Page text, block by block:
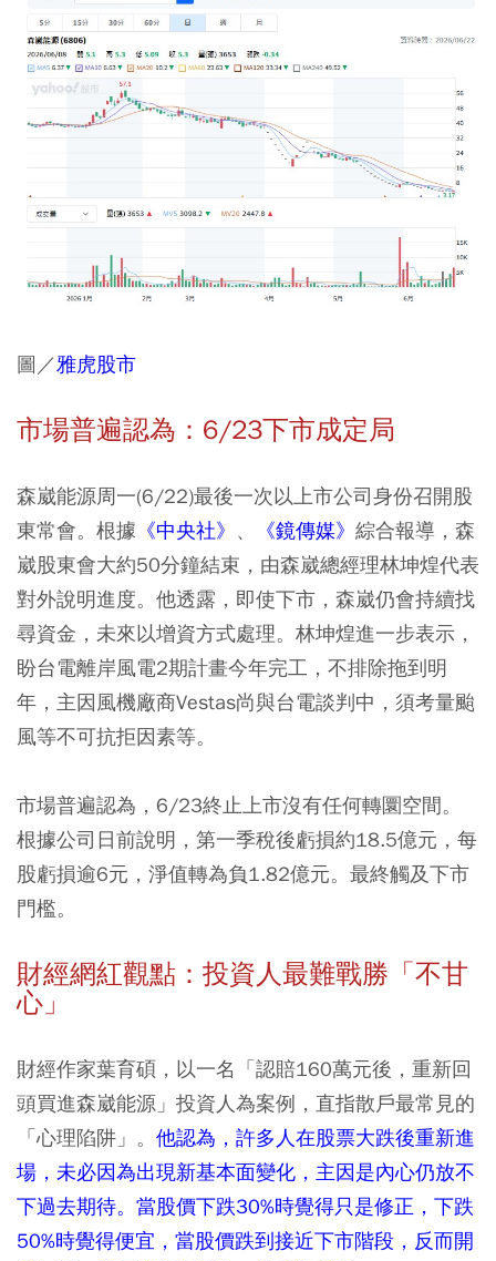
圖／雅虎股市
市場普遍認為：6/23下市成定局
森崴能源周一(6/22)最後一次以上市公司身份召開股
東常會。根據 《中央社》 、 《鏡傳媒》 綜合報導，森
崴股東會大約50分鐘結束，由森崴總經理林坤煌代表
對外說明進度。他透露，即使下市，森崴仍會持續找
尋資金，未來以增資方式處理。林坤煌進一步表示，
盼台電離岸風電2期計畫今年完工，不排除拖到明
年，主因風機廠商Vestas尚與台電談判中，須考量颱
風等不可抗拒因素等。
市場普遍認為，6/23終止上市沒有任何轉圜空間。
根據公司日前說明，第一季稅後虧損約18.5億元，每
股虧損逾6元，淨值轉為負1.82億元。最終觸及下市
門檻。
財經網紅觀點：投資人最難戰勝「不甘
心」
財經作家葉育碩，以一名「認賠160萬元後，重新回
頭買進森崴能源」投資人為案例，直指散戶最常見的
「心理陷阱」。 他認為，許多人在股票大跌後重新進
場，未必因為出現新基本面變化，主因是內心仍放不
下過去期待。當股價下跌30%時覺得只是修正，下跌
50%時覺得便宜，當股價跌到接近下市階段，反而開